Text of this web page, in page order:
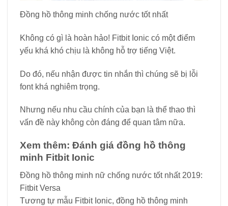
Đồng hồ thông minh chống nước tốt nhất
Không có gì là hoàn hảo! Fitbit Ionic có một điểm
yếu khá khó chịu là không hỗ trợ tiếng Việt.
Do đó, nếu nhận được tin nhắn thì chúng sẽ bị lỗi
font khá nghiêm trọng.
Nhưng nếu nhu cầu chính của bạn là thể thao thì
vấn đề này không còn đáng để quan tâm nữa.
Xem thêm: Đánh giá đồng hồ thông
minh Fitbit Ionic
Đồng hồ thông minh nữ chống nước tốt nhất 2019:
Fitbit Versa
Tương tự mẫu Fitbit Ionic, đồng hồ thông minh